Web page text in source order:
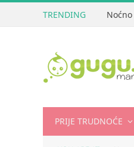
TRENDING
PRIJE TRUDNOĆE